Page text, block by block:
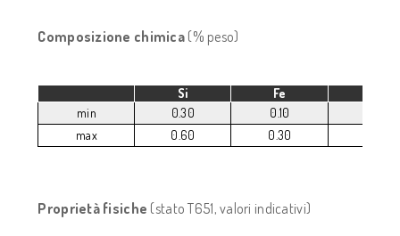
Composizione chimica (% peso)
Si Fe
min
0.30
0.10
max
0.60 0.30
Proprietà fisiche (stato T651, valori indicativi)